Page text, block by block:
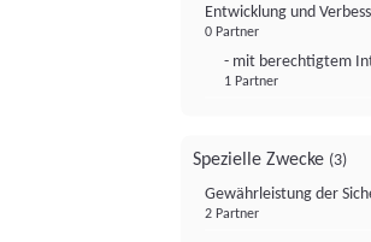
Entwicklung und
0 Partner
- mit berechtigtem
1 Partner
Spezielle Zwecke (3)
Gewährleistung der
2 Partner